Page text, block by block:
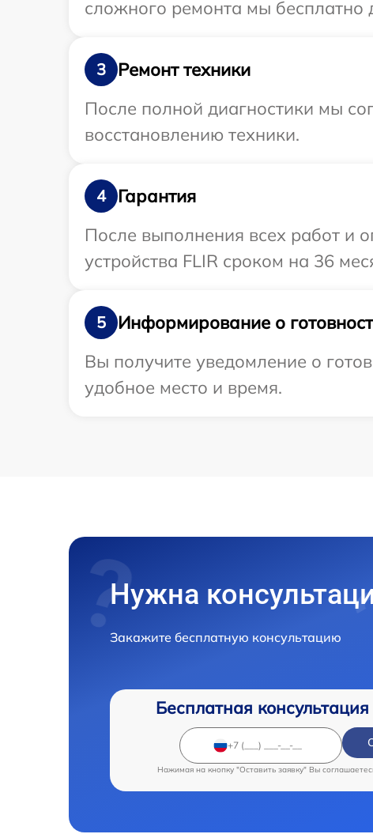
сложного ремонта мы бесплатно
3
Ремонт техники
После полной диагностики мы
восстановлению техники.
4
Гарантия
После выполнения всех работ и
устройства FLIR сроком на 36
5
Информирование о
Вы получите уведомление о
удобное место и время.
Нужна
Закажите бесплатную консультацию
Бесплатная
Нажимая на кнопку "Оставить заявку" Вы